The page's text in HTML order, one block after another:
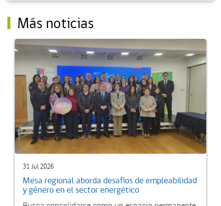
Más noticias
31 Jul 2026
Mesa regional aborda desafíos de empleabilidad
y género en el sector energético